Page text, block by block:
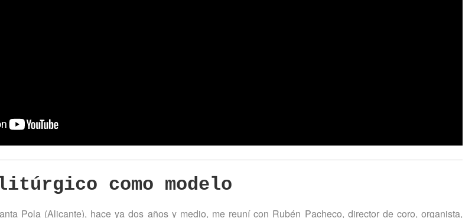
como modelo
Pola (Alicante), hace ya dos años y medio, me reuní con Rubén Pacheco, director de coro, organista,